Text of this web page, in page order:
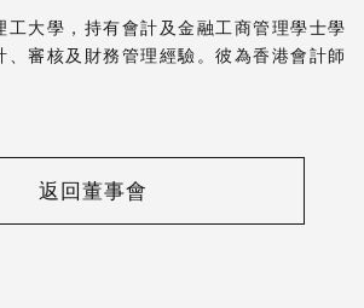
工大學，持有會計及金融工商管理學士學
、審核及財務管理經驗。彼為香港會計師
返回董事會